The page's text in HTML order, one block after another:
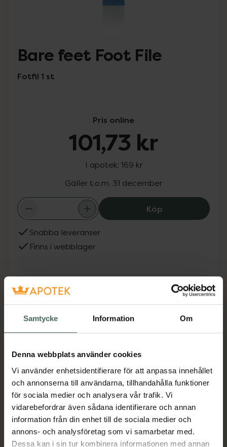
Samtycke Information Om
Denna webbplats använder cookies
Vi använder enhetsidentifierare för att anpassa innehållet
och annonserna till användarna, tillhandahålla funktioner
för sociala medier och analysera vår trafik. Vi
vidarebefordrar även sådana identifierare och annan
information från din enhet till de sociala medier och
annons- och analysföretag som vi samarbetar med.
Dessa kan i sin tur kombinera informationen med annan
Bare feet Foot File
Fotfil 1 st
Pris online
101,73 kr
I apotek: 169 kr
Gäller t.o.m. 31 december
KöpBare feet Foot
Snabba leveranser
Finns i webblager
Aktuella erbjudanden
Beskrivning Dölj
Denna fotfil är perfekt för att ta bort hård
hud från fötterna medan den är torr. Den är
slitstark, effektiv och enkel att använda.
Jämförpris 169 kr/st
EAN:05060096287360
Kategorier: